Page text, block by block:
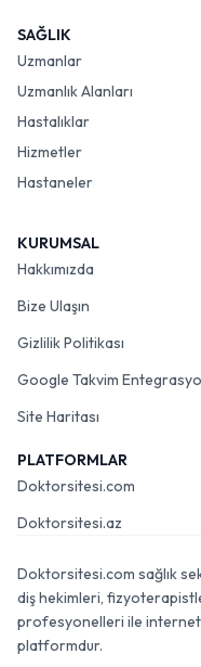
SAĞLIK
Uzmanlar
Uzmanlık Alanları
Hastalıklar
Hizmetler
Hastaneler
KURUMSAL
Hakkımızda
Bize Ulaşın
Gizlilik Politikası
Google Takvim
Site Haritası
PLATFORMLAR
Doktorsitesi.com
Doktorsitesi.az
Doktorsitesi.com sağlık
diş hekimleri,
profesyonelleri ile internet
platformdur.